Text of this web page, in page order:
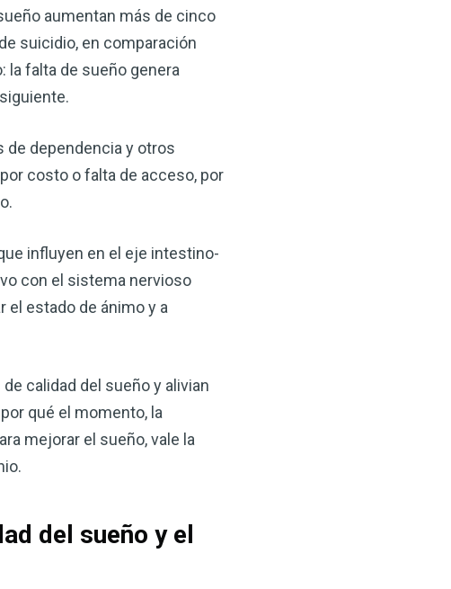
aumentan más de cinco
suicidio, en comparación
la falta de sueño genera
dependencia y otros
costo o falta de acceso, por
influyen en el eje intestino-
con el sistema nervioso
el estado de ánimo y a
calidad del sueño y alivian
qué el momento, la
mejorar el sueño, vale la
del sueño y el
forma natural con el
— Obtenga
reforzar la salud de su
el VSM es un gran
de salud.
puede hacer por su salud!
AHORA